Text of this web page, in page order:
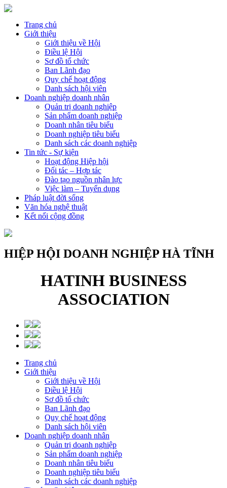
Trang chủ
Giới thiệu
Giới thiệu về Hội
Điều lệ Hội
Sơ đồ tổ chức
Ban Lãnh đạo
Quy chế hoạt động
Danh sách hội viên
Doanh nghiệp doanh nhân
Quản trị doanh nghiệp
Sản phẩm doanh nghiệp
Doanh nhân tiêu biểu
Doanh nghiệp tiêu biểu
Danh sách các doanh nghiệp
Tin tức - Sự kiện
Hoạt động Hiệp hội
Đối tác – Hợp tác
Đào tạo nguồn nhân lực
Việc làm – Tuyển dụng
Pháp luật đời sống
Văn hóa nghệ thuật
Kết nối cộng đồng
HIỆP HỘI DOANH NGHIỆP HÀ TĨNH
HATINH BUSINESS
ASSOCIATION
Trang chủ
Giới thiệu
Giới thiệu về Hội
Điều lệ Hội
Sơ đồ tổ chức
Ban Lãnh đạo
Quy chế hoạt động
Danh sách hội viên
Doanh nghiệp doanh nhân
Quản trị doanh nghiệp
Sản phẩm doanh nghiệp
Doanh nhân tiêu biểu
Doanh nghiệp tiêu biểu
Danh sách các doanh nghiệp